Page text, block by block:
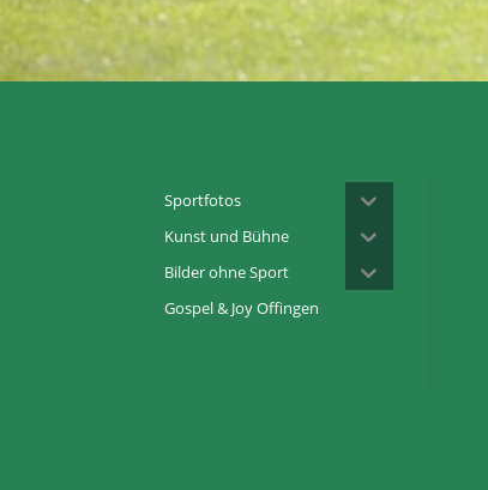
Sportfotos
Kunst und Bühne
Bilder ohne Sport
Gospel & Joy Offingen